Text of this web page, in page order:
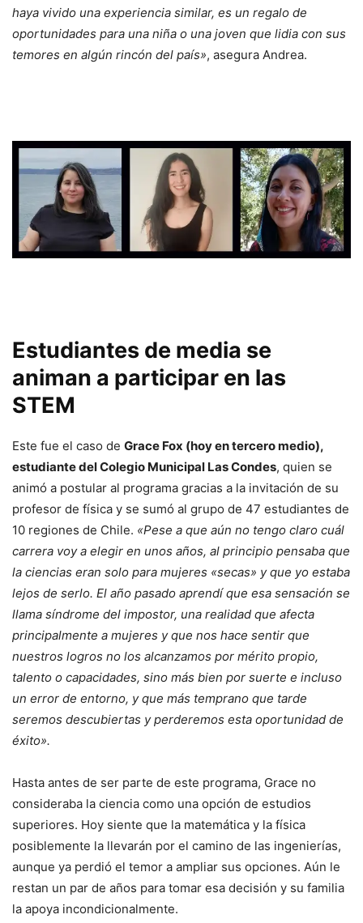
haya vivido una experiencia similar, es un regalo de
oportunidades para una niña o una joven que lidia con sus
temores en algún rincón del país», asegura Andrea.
Estudiantes de media se
animan a participar en las
STEM
Este fue el caso de Grace Fox (hoy en tercero medio),
estudiante del Colegio Municipal Las Condes, quien se
animó a postular al programa gracias a la invitación de su
profesor de física y se sumó al grupo de 47 estudiantes de
10 regiones de Chile. «Pese a que aún no tengo claro cuál
carrera voy a elegir en unos años, al principio pensaba que
la ciencias eran solo para mujeres «secas» y que yo estaba
lejos de serlo. El año pasado aprendí que esa sensación se
llama síndrome del impostor, una realidad que afecta
principalmente a mujeres y que nos hace sentir que
nuestros logros no los alcanzamos por mérito propio,
talento o capacidades, sino más bien por suerte e incluso
un error de entorno, y que más temprano que tarde
seremos descubiertas y perderemos esta oportunidad de
éxito».
Hasta antes de ser parte de este programa, Grace no
consideraba la ciencia como una opción de estudios
superiores. Hoy siente que la matemática y la física
posiblemente la llevarán por el camino de las ingenierías,
aunque ya perdió el temor a ampliar sus opciones. Aún le
restan un par de años para tomar esa decisión y su familia
la apoya incondicionalmente.